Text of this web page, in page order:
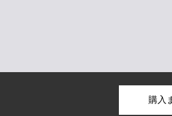
購入